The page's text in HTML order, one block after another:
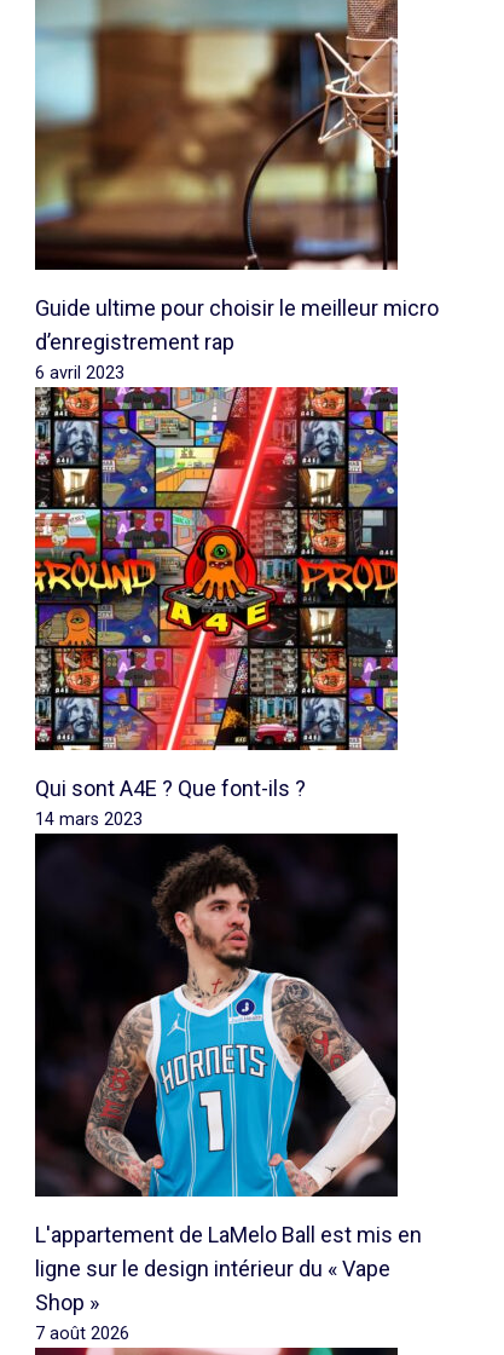
Guide ultime pour choisir le meilleur micro
d’enregistrement rap
6 avril 2023
Qui sont A4E ? Que font-ils ?
14 mars 2023
L'appartement de LaMelo Ball est mis en
ligne sur le design intérieur du « Vape
Shop »
7 août 2026